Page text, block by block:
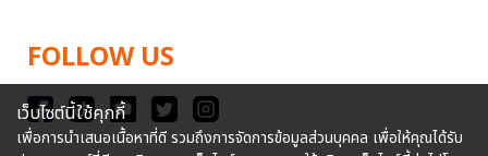
FOLLOW US
เว็บไซต์นี้ใช้คุกกี้
เพื่อการนำเสนอเนื้อหาที่ดี รวมถึงการจัดการข้อมูลส่วนบุคคล เพื่อให้คุณได้รับ